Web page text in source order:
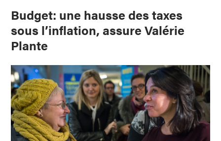
Budget: une hausse des taxes
sous l’inflation, assure Valérie
Plante